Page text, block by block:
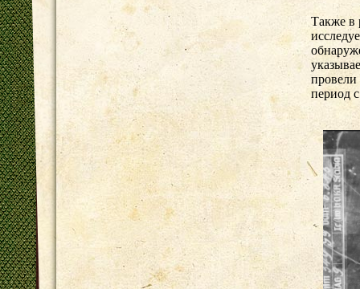
Также в
провели
период